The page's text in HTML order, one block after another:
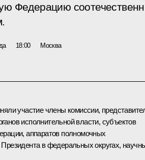
Федерацию
18:00 Москва
участие члены комиссии,
исполнительной власти, субъектов
аппаратов полномочных
Президента в федеральных округах,